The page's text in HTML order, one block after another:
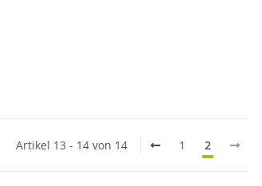
Artikel 13 - 14 von 14 1 2